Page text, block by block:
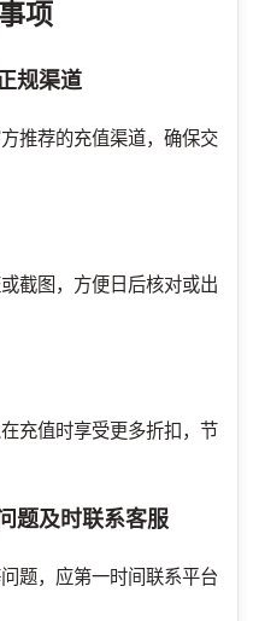
项
规渠道
推荐的充值渠道，确保交
截图，方便日后核对或出
充值时享受更多折扣，节
题及时联系客服
题，应第一时间联系平台